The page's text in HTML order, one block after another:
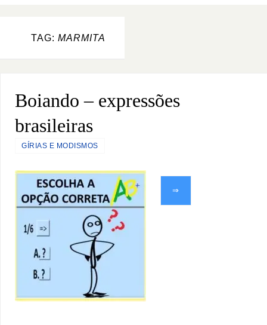
TAG: MARMITA
Boiando – expressões
brasileiras
GÍRIAS E MODISMOS
⇒